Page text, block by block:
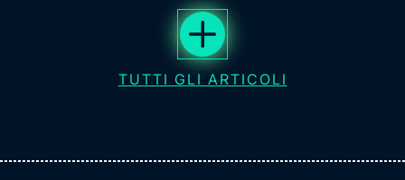
TUTTI GLI ARTICOLI